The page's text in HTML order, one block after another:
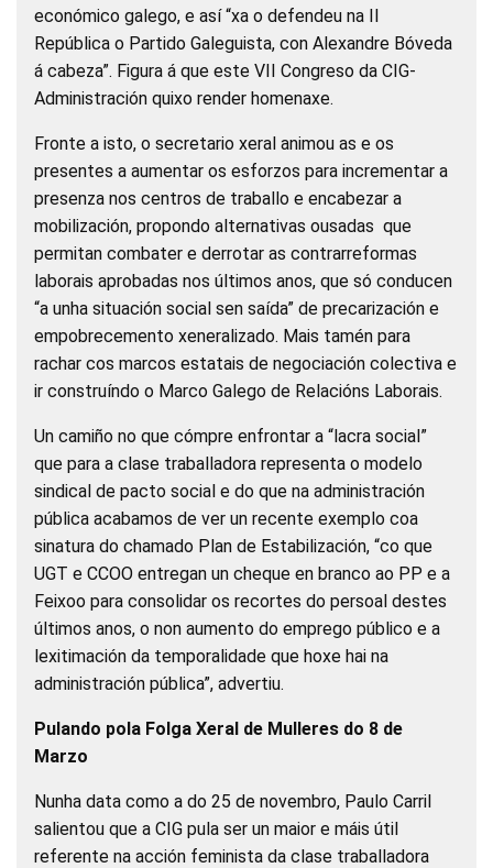
económico galego, e así “xa o defendeu na II
República o Partido Galeguista, con Alexandre Bóveda
á cabeza”. Figura á que este VII Congreso da CIG-
Administración quixo render homenaxe.
Fronte a isto, o secretario xeral animou as e os
presentes a aumentar os esforzos para incrementar a
presenza nos centros de traballo e encabezar a
mobilización, propondo alternativas ousadas que
permitan combater e derrotar as contrarreformas
laborais aprobadas nos últimos anos, que só conducen
“a unha situación social sen saída” de precarización e
empobrecemento xeneralizado. Mais tamén para
rachar cos marcos estatais de negociación colectiva e
ir construíndo o Marco Galego de Relacións Laborais.
Un camiño no que cómpre enfrontar a “lacra social”
que para a clase traballadora representa o modelo
sindical de pacto social e do que na administración
pública acabamos de ver un recente exemplo coa
sinatura do chamado Plan de Estabilización, “co que
UGT e CCOO entregan un cheque en branco ao PP e a
Feixoo para consolidar os recortes do persoal destes
últimos anos, o non aumento do emprego público e a
lexitimación da temporalidade que hoxe hai na
administración pública”, advertiu.
Pulando pola Folga Xeral de Mulleres do 8 de
Marzo
Nunha data como a do 25 de novembro, Paulo Carril
salientou que a CIG pula ser un maior e máis útil
referente na acción feminista da clase traballadora